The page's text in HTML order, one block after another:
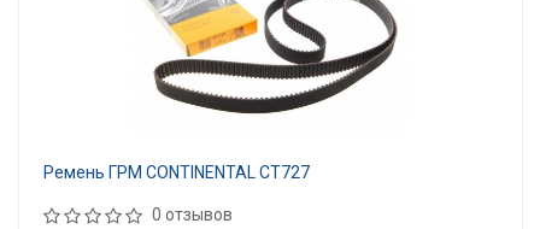
Ремень ГРМ CONTINENTAL CT727
0 отзывов